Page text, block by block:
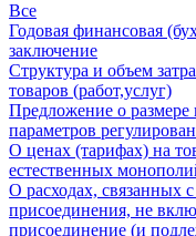
Все
Годовая финансовая
заключение
Структура и объем
товаров (работ,услуг)
Предложение о
параметров
О ценах (тарифах) на
естественных
О расходах, связанных
присоединения, не
присоединение (и